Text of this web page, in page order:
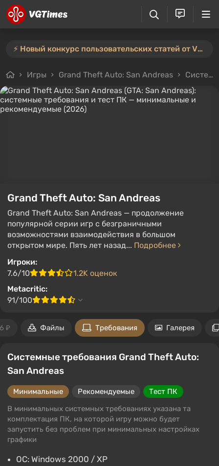
⚡️ Новый конкурс пользовательских статей от VGTimes — участвуйте тут ⚡️
Игры Grand Theft Auto: San Andreas Системные требования
Grand Theft Auto: San Andreas
Grand Theft Auto: San Andreas — продолжение
популярной серии игр с безграничными
возможностями взаимодействия в большом
открытом мире. Пять лет назад... Подробнее
Игроки:
7.6/10
1.2K оценок
Metacritic:
91/100
₽ Файлы Требования Галерея
Системные требования Grand Theft Auto:
San Andreas
Минимальные Рекомендуемые
Тест ПК
В минимальных системных требованиях указана та
комплектация ПК, на которой игру можно будет
запустить без проблем при минимальных настройках
графики
ОС: Windows 2000 / XP